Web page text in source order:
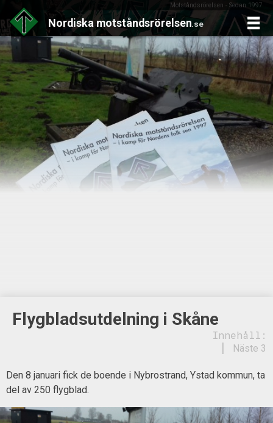
Motståndsrörelsen - Sedan 1997
Nordiska motståndsrörelsen.se
Skip
to
content
Flygbladsutdelning i Skåne
Innehåll:
Näste 3
Den 8 januari fick de boende i Nybrostrand, Ystad kommun, ta
del av 250 flygblad.